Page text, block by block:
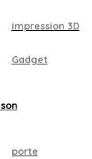
impression 3D
Gadget
porte